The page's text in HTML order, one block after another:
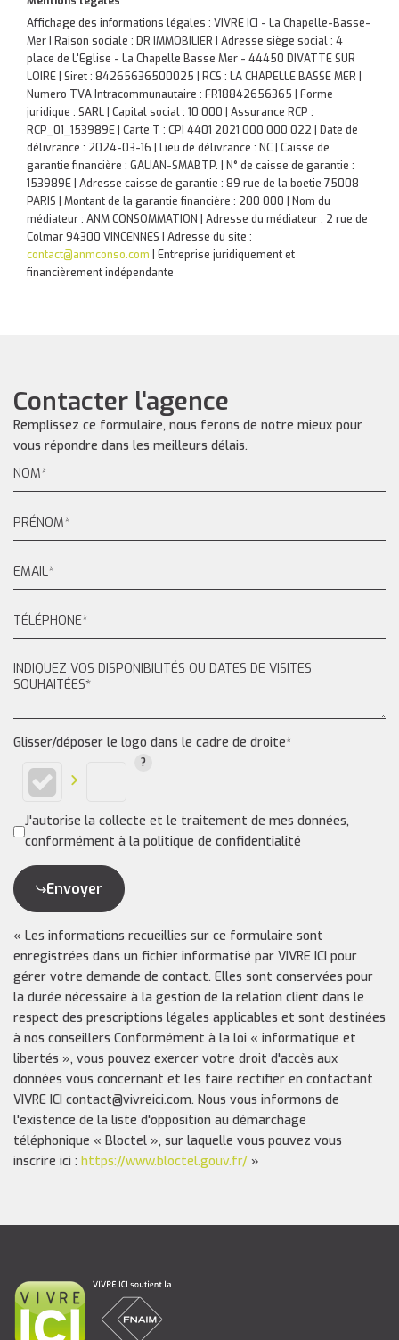
Affichage des informations légales : VIVRE ICI - La Chapelle-Basse-
Mer | Raison sociale : DR IMMOBILIER | Adresse siège social : 4
place de L'Eglise - La Chapelle Basse Mer - 44450 DIVATTE SUR
LOIRE | Siret : 84265636500025 | RCS : LA CHAPELLE BASSE MER |
Numero TVA Intracommunautaire : FR18842656365 | Forme
juridique : SARL | Capital social : 10 000 | Assurance RCP :
RCP_01_153989E | Carte T : CPI 4401 2021 000 000 022 | Date de
délivrance : 2024-03-16 | Lieu de délivrance : NC | Caisse de
garantie financière : GALIAN-SMABTP. | N° de caisse de garantie :
153989E | Adresse caisse de garantie : 89 rue de la boetie 75008
PARIS | Montant de la garantie financière : 200 000 | Nom du
médiateur : ANM CONSOMMATION | Adresse du médiateur : 2 rue de
Colmar 94300 VINCENNES | Adresse du site :
contact@anmconso.com
Entreprise juridiquement et
financièrement indépendante
Contacter l'agence
Remplissez ce formulaire, nous ferons de notre mieux pour
vous répondre dans les meilleurs délais.
Glisser/déposer le logo dans le cadre de droite*
J'autorise la collecte et le traitement de mes données,
conformément à la politique de confidentialité
Envoyer
« Les informations recueillies sur ce formulaire sont
enregistrées dans un fichier informatisé par VIVRE ICI pour
gérer votre demande de contact. Elles sont conservées pour
la durée nécessaire à la gestion de la relation client dans le
respect des prescriptions légales applicables et sont destinées
à nos conseillers Conformément à la loi « informatique et
libertés », vous pouvez exercer votre droit d'accès aux
données vous concernant et les faire rectifier en contactant
VIVRE ICI contact@vivreici.com. Nous vous informons de
l'existence de la liste d'opposition au démarchage
téléphonique « Bloctel », sur laquelle vous pouvez vous
inscrire ici : https://www.bloctel.gouv.fr/ »